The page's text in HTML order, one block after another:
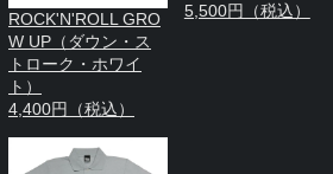
ROCK'N'ROLL GRO
W UP（ダウン・ス
トローク・ホワイ
ト）
4,400円（税込）
5,500円（税込）